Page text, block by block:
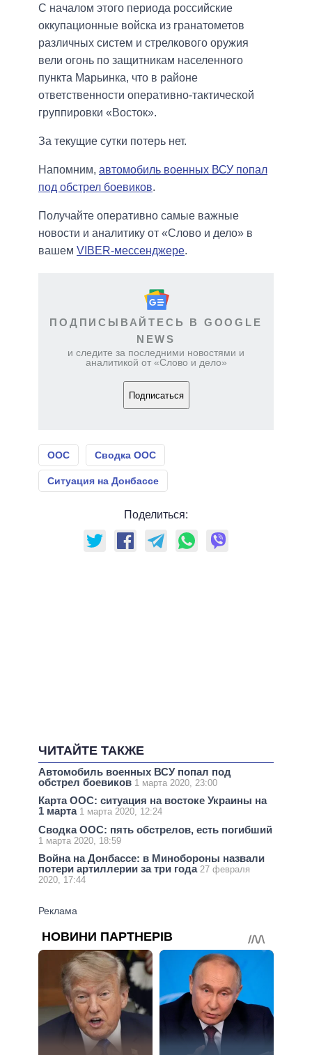
С началом этого периода российские
оккупационные войска из гранатометов
различных систем и стрелкового оружия
вели огонь по защитникам населенного
пункта Марьинка, что в районе
ответственности оперативно-тактической
группировки «Восток».
За текущие сутки потерь нет.
Напомним, автомобиль военных ВСУ попал
под обстрел боевиков.
Получайте оперативно самые важные
новости и аналитику от «Слово и дело» в
вашем VIBER-мессенджере.
ПОДПИСЫВАЙТЕСЬ В GOOGLE
NEWS
и следите за последними новостями и
аналитикой от «Слово и дело»
Подписаться
ООС Сводка ООС
Ситуация на Донбассе
Поделиться:
ЧИТАЙТЕ ТАКЖЕ
Автомобиль военных ВСУ попал под
обстрел боевиков 1 марта 2020, 23:00
Карта ООС: ситуация на востоке Украины на
1 марта 1 марта 2020, 12:24
Сводка ООС: пять обстрелов, есть погибший
1 марта 2020, 18:59
Война на Донбассе: в Минобороны назвали
потери артиллерии за три года 27 февраля
2020, 17:44